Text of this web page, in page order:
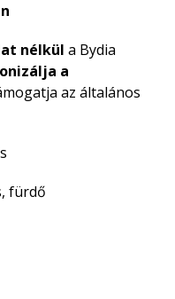
nélkül a Bydia
a
az általános
fürdő